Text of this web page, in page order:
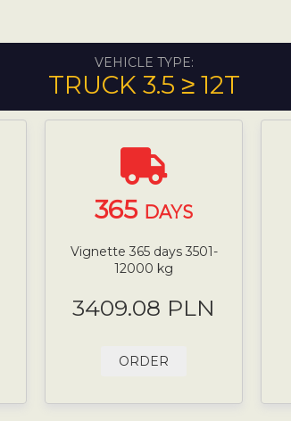
VEHICLE TYPE:
TRUCK 3.5 ≥ 12T
365 DAYS
Vignette 365 days 3501-
12000 kg
3409.08 PLN
ORDER